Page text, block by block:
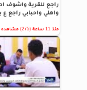
راجع للقرية واشوف
واهلي واحبابي راجع ع
منذ 11 ساعة (275) مشاهده